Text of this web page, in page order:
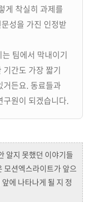
게 착실히 과제를
성을 가진 인정받
팀에서 막내이기
간도 가장 짧기
거든요. 동료들과
원이 되겠습니다.
알지 못했던 이야기들
모션엑스라이트가 앞으
에 나타나게 될 지 정